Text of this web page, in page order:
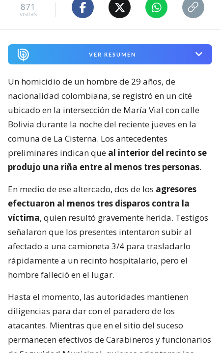
871
visitas
VER RESUMEN
Un homicidio de un hombre de 29 años, de
nacionalidad colombiana, se registró en un cité
ubicado en la intersección de María Vial con calle
Bolivia durante la noche del reciente jueves en la
comuna de La Cisterna. Los antecedentes
preliminares indican que al interior del recinto se
produjo una riña entre al menos tres personas.
En medio de ese altercado, dos de los agresores
efectuaron al menos tres disparos contra la
víctima, quien resultó gravemente herida. Testigos
señalaron que los presentes intentaron subir al
afectado a una camioneta 3/4 para trasladarlo
rápidamente a un recinto hospitalario, pero el
hombre falleció en el lugar.
Hasta el momento, las autoridades mantienen
diligencias para dar con el paradero de los
atacantes. Mientras que en el sitio del suceso
permanecen efectivos de Carabineros y funcionarios